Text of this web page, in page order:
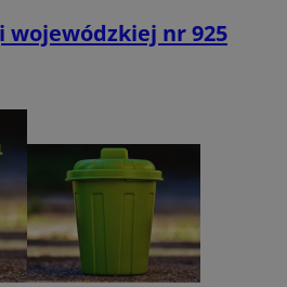
wojewódzkiej nr 925